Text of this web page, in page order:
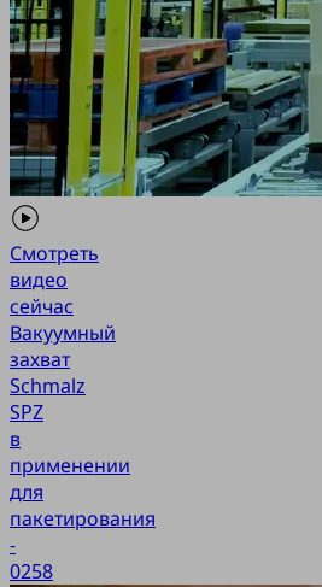
Смотреть
видео
сейчас
Вакуумный
захват
Schmalz
SPZ
в
применении
для
пакетирования
-
0258